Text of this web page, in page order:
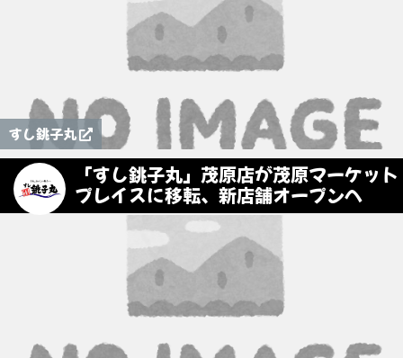
すし銚子丸
「すし銚子丸」茂原店が茂原マーケット
プレイスに移転、新店舗オープンへ